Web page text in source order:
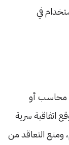
في
محاسب أو
اتفاقية سرية
ومنع التعاقد من